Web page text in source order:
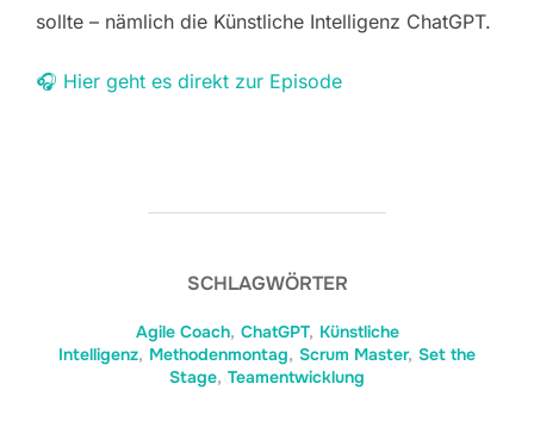
sollte – nämlich die Künstliche Intelligenz ChatGPT.
🎧 Hier geht es direkt zur Episode
SCHLAGWÖRTER
Agile Coach, ChatGPT, Künstliche
Intelligenz, Methodenmontag, Scrum Master, Set the
Stage, Teamentwicklung